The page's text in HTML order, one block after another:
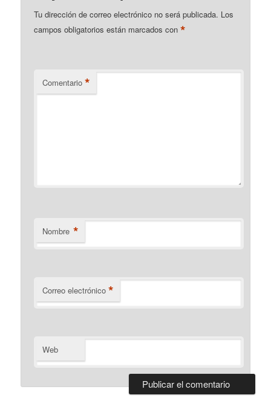
Tu dirección de correo electrónico no será publicada. Los
campos obligatorios están marcados con*
Comentario *
Nombre *
Correo electrónico *
Web